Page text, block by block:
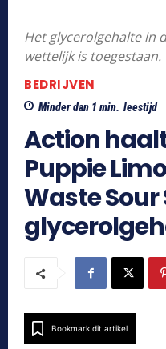
Het glycerolgehalte in
wettelijk is toegestaan.
BEDRIJVEN
Minder dan 1 min. leestijd
Action
Puppie
Waste
Bookmark dit artikel